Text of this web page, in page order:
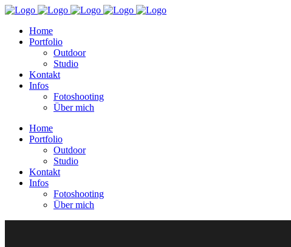
Home
Portfolio
Outdoor
Studio
Kontakt
Infos
Fotoshooting
Über mich
Home
Portfolio
Outdoor
Studio
Kontakt
Infos
Fotoshooting
Über mich